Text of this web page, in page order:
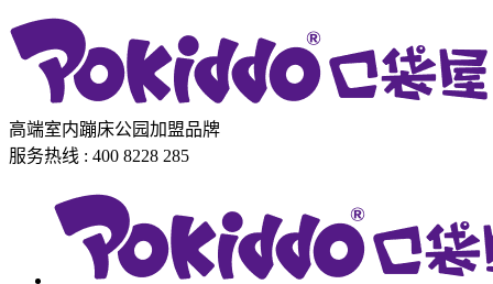
高端室内蹦床公园加盟品牌
服务热线 : 400 8228 285